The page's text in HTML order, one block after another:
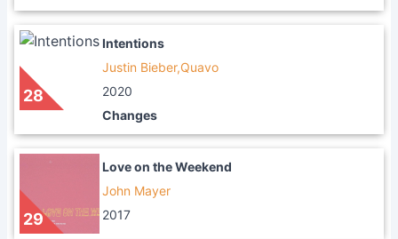
28
Intentions
Justin Bieber,Quavo
2020
Changes
29
Love on the Weekend
John Mayer
2017